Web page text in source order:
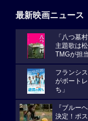
最新映画ニュース
「八つ墓
主題歌は
TMGが担当
フランシ
がボート
ち」
『ブルー
決定！ポ